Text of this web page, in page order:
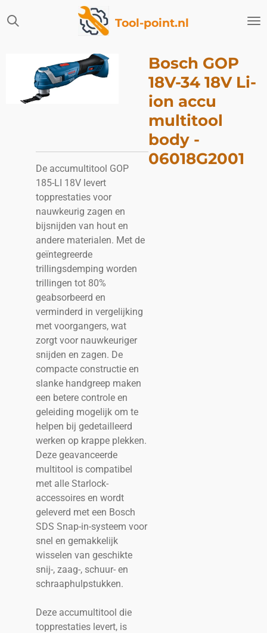
direct
hoofdinhoud
Tool-point.nl
Bosch GOP
18V-34 18V Li-
ion accu
multitool
body -
06018G2001
De accumultitool GOP
185-LI 18V levert
topprestaties voor
nauwkeurig zagen en
bijsnijden van hout en
andere materialen. Met de
geïntegreerde
trillingsdemping worden
trillingen tot 80%
geabsorbeerd en
verminderd in vergelijking
met voorgangers, wat
zorgt voor nauwkeuriger
snijden en zagen. De
compacte constructie en
slanke handgreep maken
een betere controle en
geleiding mogelijk om te
helpen bij gedetailleerd
werken op krappe plekken.
Deze geavanceerde
multitool is compatibel
met alle Starlock-
accessoires en wordt
geleverd met een Bosch
SDS Snap-in-systeem voor
snel en gemakkelijk
wisselen van geschikte
snij-, zaag-, schuur- en
schraaphulpstukken.
Deze accumultitool die
topprestaties levert, is